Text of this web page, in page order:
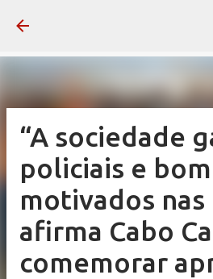
“A sociedade
policiais e
motivados nas
afirma Cabo
comemorar